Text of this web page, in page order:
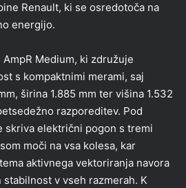
Renault, ki se osredotoča na
energijo.
Medium, ki združuje
s kompaktnimi merami, saj
širina 1.885 mm ter višina 1.532
razporeditev. Pod
skriva električni pogon s tremi
moči na vsa kolesa, kar
aktivnega vektoriranja navora
v vseh razmerah. K